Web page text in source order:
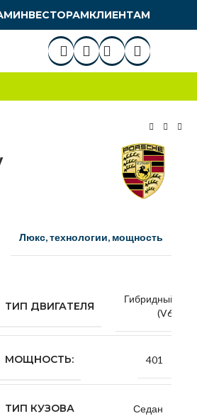
ИНВЕСТОРАМКЛИЕНТАМ
Люкс, технологии, мощность
ТИП ДВИГАТЕЛЯ
Гибридный
(V6)
МОЩНОСТЬ: 401
ТИП КУЗОВА Седан